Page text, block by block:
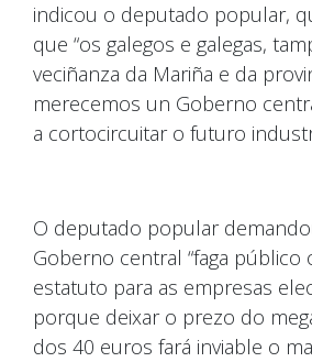
indicou o deputado popular,
que “os galegos e galegas,
veciñanza da Mariña e da
merecemos un Goberno
a cortocircuitar o futuro
O deputado popular
Goberno central “faga
estatuto para as empresas
porque deixar o prezo do
dos 40 euros fará inviable o